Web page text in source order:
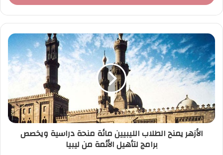
ر
د
ا
ل
إ
ت
ر
الأزهر يمنح الطلاب الليبيين مائة منحة دراسية ويخصص
برامج لتأهيل الأئمة من ليبيا